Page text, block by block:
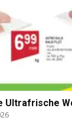
Ultrafrische